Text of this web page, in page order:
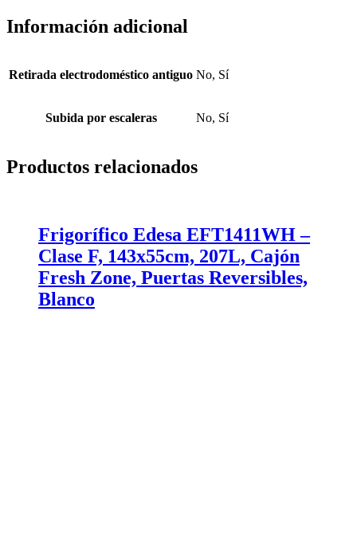
Información adicional
Retirada electrodoméstico antiguo No, Sí
Subida por escaleras No, Sí
Productos relacionados
Frigorífico Edesa EFT1411WH –
Clase F, 143x55cm, 207L, Cajón
Fresh Zone, Puertas Reversibles,
Blanco